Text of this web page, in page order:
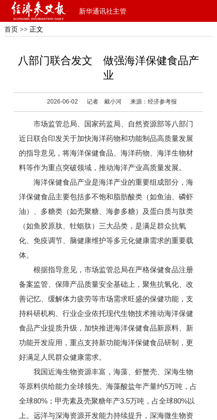
新华通讯社主管
首页 >> 正文
八部门联合发文 做强海洋保健食品产
业
2026-06-02 记者 戴小河 来源：经济参考报
市场监管总局、国家药监局、自然资源部等八部门
近日联合印发关于加快海洋药物和功能制品高质量发展
的指导意见，将海洋保健食品、海洋药物、海洋生物材
料等作为重点突破领域，推动海洋产业高质量发展。
海洋保健食品产业是海洋产业的重要组成部分，海
洋保健食品主要包括多不饱和脂肪酸类（如鱼油、磷虾
油）、多糖类（如壳聚糖、海参多糖）及蛋白质与肽类
（如鱼胶原肽、牡蛎肽）三大品类，是满足群众抗氧
化、免疫调节、脑健康维护等多元化健康需求的重要载
体。
根据指导意见，市场监管总局在严格保健食品注册
备案监管、保障产品质量安全基础上，聚焦抗氧化、改
善记忆、缓解体力疲劳等市场需求旺盛的保健功能，支
持科研机构、行业企业依托现代生物技术推动海洋保健
食品产业提质升级，加快推进海洋保健食品新原料、新
功能开发应用，重点支持新功能海洋保健食品研制，更
好满足人民群众健康需求。
我国近海生物资源丰富，海藻、虾蟹壳、深海生物
等原料供给能力全球领先。海藻酸盐年产量约5万吨，占
全球80%；甲壳素及壳聚糖年产3.5万吨，占全球80%以
上。远洋与深海资源开发能力持续提升，深海微生物资